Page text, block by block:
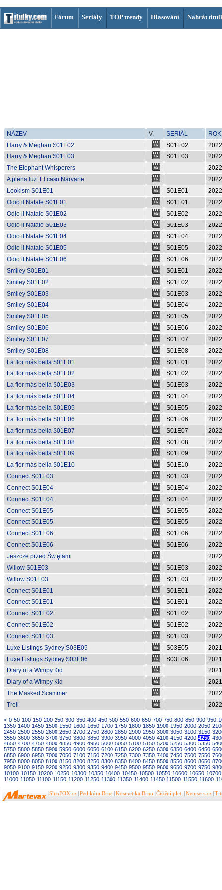
Fórum Seriály TOP trendy Hlasování Nahrát
NÁZEV V. SERIÁL
ROK
Harry & Meghan S01E02
S01E02
2022
Harry & Meghan S01E03
S01E03
2022
The Elephant Whisperers
2022
A plena luz: El caso Narvarte
2022
Lookism S01E01
S01E01
2022
Odio il Natale S01E01
S01E01
2022
Odio il Natale S01E02
S01E02
2022
Odio il Natale S01E03
S01E03
2022
Odio il Natale S01E04
S01E04
2022
Odio il Natale S01E05
S01E05
2022
Odio il Natale S01E06
S01E06
2022
Smiley S01E01
S01E01
2022
Smiley S01E02
S01E02
2022
Smiley S01E03
S01E03
2022
Smiley S01E04
S01E04
2022
Smiley S01E05
S01E05
2022
Smiley S01E06
S01E06
2022
Smiley S01E07
S01E07
2022
Smiley S01E08
S01E08
2022
La flor más bella S01E01
S01E01
2022
La flor más bella S01E02
S01E02
2022
La flor más bella S01E03
S01E03
2022
La flor más bella S01E04
S01E04
2022
La flor más bella S01E05
S01E05
2022
La flor más bella S01E06
S01E06
2022
La flor más bella S01E07
S01E07
2022
La flor más bella S01E08
S01E08
2022
La flor más bella S01E09
S01E09
2022
La flor más bella S01E10
S01E10
2022
Connect S01E03
S01E03
2022
Connect S01E04
S01E04
2022
Connect S01E04
S01E04
2022
Connect S01E05
S01E05
2022
Connect S01E05
S01E05
2022
Connect S01E06
S01E06
2022
Connect S01E06
S01E06
2022
Jeszcze przed Świętami
2022
Willow S01E03
S01E03
2022
Willow S01E03
S01E03
2022
Connect S01E01
S01E01
2022
Connect S01E01
S01E01
2022
Connect S01E02
S01E02
2022
Connect S01E02
S01E02
2022
Connect S01E03
S01E03
2022
Luxe Listings Sydney S03E05
S03E05
2021
Luxe Listings Sydney S03E06
S03E06
2021
Diary of a Wimpy Kid
2021
Diary of a Wimpy Kid
2021
The Masked Scammer
2022
Troll
2022
< 0 50 100 150 200 250 300 350 400 450 500 550 600 650 700 750 800 850 900 950
1350 1400 1450 1500 1550 1600 1650 1700 1750 1800 1850 1900 1950 2000 2050
2450 2500 2550 2600 2650 2700 2750 2800 2850 2900 2950 3000 3050 3100 3150
3550 3600 3650 3700 3750 3800 3850 3900 3950 4000 4050 4100 4150 4200 4250
4650 4700 4750 4800 4850 4900 4950 5000 5050 5100 5150 5200 5250 5300 5350
5750 5800 5850 5900 5950 6000 6050 6100 6150 6200 6250 6300 6350 6400 6450
6850 6900 6950 7000 7050 7100 7150 7200 7250 7300 7350 7400 7450 7500 7550
7950 8000 8050 8100 8150 8200 8250 8300 8350 8400 8450 8500 8550 8600 8650
9050 9100 9150 9200 9250 9300 9350 9400 9450 9500 9550 9600 9650 9700 9750
10100 10150 10200 10250 10300 10350 10400 10450 10500 10550 10600 10650 10700
11000 11050 11100 11150 11200 11250 11300 11350 11400 11450 11500 11550 11600
SlimFOX.cz Pedikúra Brno Kosmetika Brno Čištění pleti Netusers.cz